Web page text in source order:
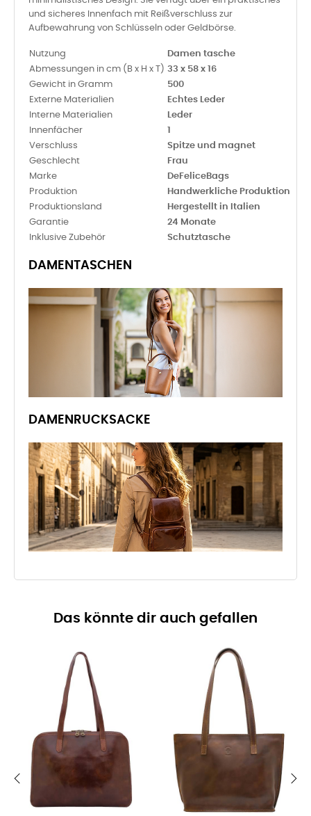
und sicheres Innenfach mit Reißverschluss zur
Aufbewahrung von Schlüsseln oder Geldbörse.
Nutzung
Damen tasche
Abmessungen in cm (B x H x T) 33 x 58 x 16
Gewicht in Gramm
500
Externe Materialien
Echtes Leder
Interne Materialien
Leder
Innenfächer
1
Verschluss
Spitze und magnet
Geschlecht
Frau
Marke
DeFeliceBags
Produktion
Handwerkliche Produktion
Produktionsland
Hergestellt in Italien
Garantie
24 Monate
Inklusive Zubehör
Schutztasche
DAMENTASCHEN
DAMENRUCKSACKE
Das könnte dir auch gefallen